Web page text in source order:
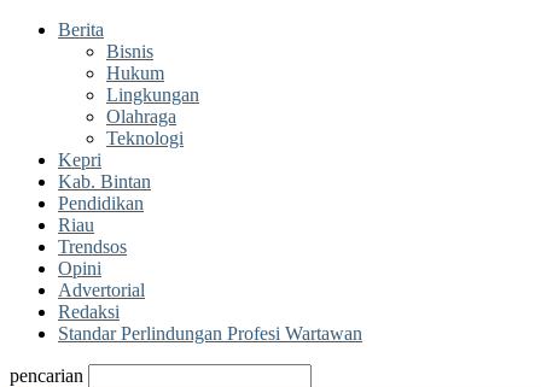
Berita
Bisnis
Hukum
Lingkungan
Olahraga
Teknologi
Kepri
Kab. Bintan
Pendidikan
Riau
Trendsos
Opini
Advertorial
Redaksi
Standar Perlindungan Profesi Wartawan
pencarian